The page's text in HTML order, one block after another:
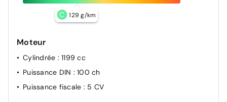
C 129 g/km
Moteur
Cylindrée : 1199 cc
Puissance DIN : 100 ch
Puissance fiscale : 5 CV